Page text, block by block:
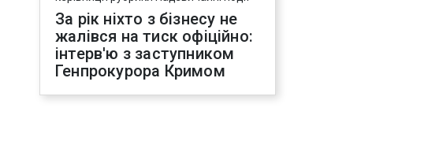
За рік ніхто з бізнесу не
жалівся на тиск офіційно:
інтерв'ю з заступником
Генпрокурора Кримом